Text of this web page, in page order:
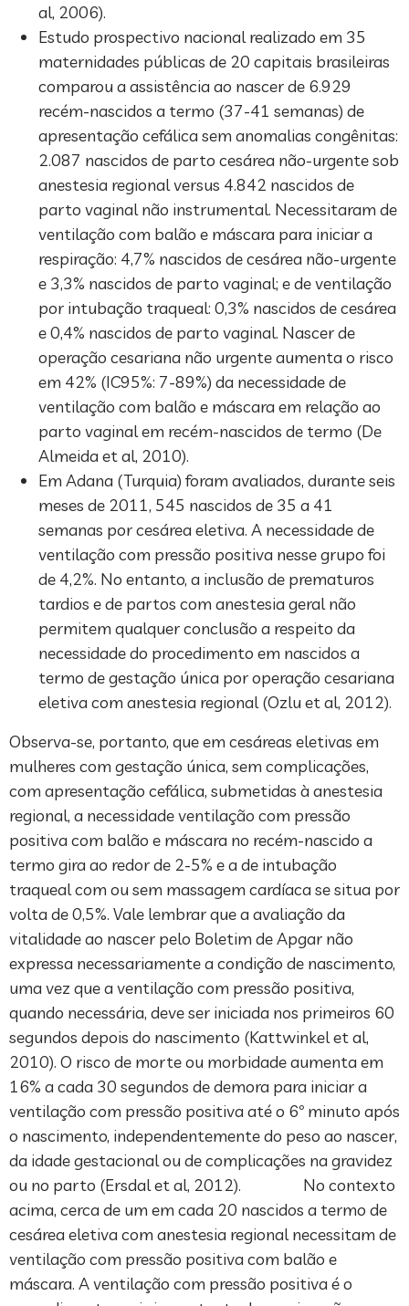
al, 2006).
Estudo prospectivo nacional realizado em 35
maternidades públicas de 20 capitais brasileiras
comparou a assistência ao nascer de 6.929
recém-nascidos a termo (37-41 semanas) de
apresentação cefálica sem anomalias congênitas:
2.087 nascidos de parto cesárea não-urgente sob
anestesia regional versus 4.842 nascidos de
parto vaginal não instrumental. Necessitaram de
ventilação com balão e máscara para iniciar a
respiração: 4,7% nascidos de cesárea não-urgente
e 3,3% nascidos de parto vaginal; e de ventilação
por intubação traqueal: 0,3% nascidos de cesárea
e 0,4% nascidos de parto vaginal. Nascer de
operação cesariana não urgente aumenta o risco
em 42% (IC95%: 7-89%) da necessidade de
ventilação com balão e máscara em relação ao
parto vaginal em recém-nascidos de termo (De
Almeida et al, 2010).
Em Adana (Turquia) foram avaliados, durante seis
meses de 2011, 545 nascidos de 35 a 41
semanas por cesárea eletiva. A necessidade de
ventilação com pressão positiva nesse grupo foi
de 4,2%. No entanto, a inclusão de prematuros
tardios e de partos com anestesia geral não
permitem qualquer conclusão a respeito da
necessidade do procedimento em nascidos a
termo de gestação única por operação cesariana
eletiva com anestesia regional (Ozlu et al, 2012).
Observa-se, portanto, que em cesáreas eletivas em
mulheres com gestação única, sem complicações,
com apresentação cefálica, submetidas à anestesia
regional, a necessidade ventilação com pressão
positiva com balão e máscara no recém-nascido a
termo gira ao redor de 2-5% e a de intubação
traqueal com ou sem massagem cardíaca se situa por
volta de 0,5%. Vale lembrar que a avaliação da
vitalidade ao nascer pelo Boletim de Apgar não
expressa necessariamente a condição de nascimento,
uma vez que a ventilação com pressão positiva,
quando necessária, deve ser iniciada nos primeiros 60
segundos depois do nascimento (Kattwinkel et al,
2010). O risco de morte ou morbidade aumenta em
16% a cada 30 segundos de demora para iniciar a
ventilação com pressão positiva até o 6º minuto após
o nascimento, independentemente do peso ao nascer,
da idade gestacional ou de complicações na gravidez
ou no parto (Ersdal et al, 2012). No contexto
acima, cerca de um em cada 20 nascidos a termo de
cesárea eletiva com anestesia regional necessitam de
ventilação com pressão positiva com balão e
máscara. A ventilação com pressão positiva é o